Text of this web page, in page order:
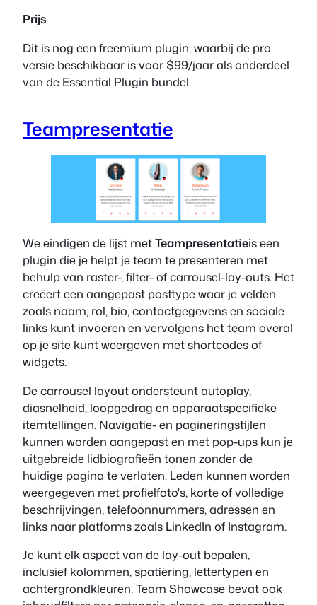
Prijs
Dit is nog een freemium plugin, waarbij de pro
versie beschikbaar is voor $99/jaar als onderdeel
van de Essential Plugin bundel.
Teampresentatie
We eindigen de lijst metTeampresentatieis een
plugin die je helpt je team te presenteren met
behulp van raster-, filter- of carrousel-lay-outs. Het
creëert een aangepast posttype waar je velden
zoals naam, rol, bio, contactgegevens en sociale
links kunt invoeren en vervolgens het team overal
op je site kunt weergeven met shortcodes of
widgets.
De carrousel layout ondersteunt autoplay,
diasnelheid, loopgedrag en apparaatspecifieke
itemtellingen. Navigatie- en pagineringstijlen
kunnen worden aangepast en met pop-ups kun je
uitgebreide lidbiografieën tonen zonder de
huidige pagina te verlaten. Leden kunnen worden
weergegeven met profielfoto's, korte of volledige
beschrijvingen, telefoonnummers, adressen en
links naar platforms zoals LinkedIn of Instagram.
Je kunt elk aspect van de lay-out bepalen,
inclusief kolommen, spatiëring, lettertypen en
achtergrondkleuren. Team Showcase bevat ook